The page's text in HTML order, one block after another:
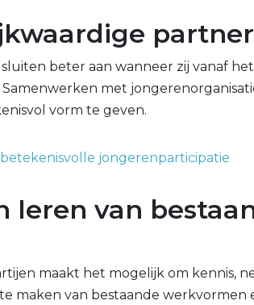
partner
beter aan wanneer zij vanaf
met
vorm te geven.
jongerenparticipatie
leren van
maakt het mogelijk om kennis,
maken van bestaande werkvormen